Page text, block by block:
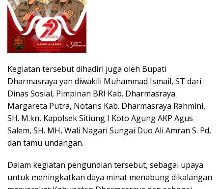
Kegiatan tersebut dihadiri juga oleh Bupati
Dharmasraya yan diwakili Muhammad Ismail, ST dari
Dinas Sosial, Pimpinan BRI Kab. Dharmasraya
Margareta Putra, Notaris Kab. Dharmasraya Rahmini,
SH. M.kn, Kapolsek Sitiung I Koto Agung AKP Agus
Salem, SH. MH, Wali Nagari Sungai Duo Ali Amran S. Pd,
dan tamu undangan.
Dalam kegiatan pengundian tersebut, sebagai upaya
untuk meningkatkan daya minat menabung dikalangan